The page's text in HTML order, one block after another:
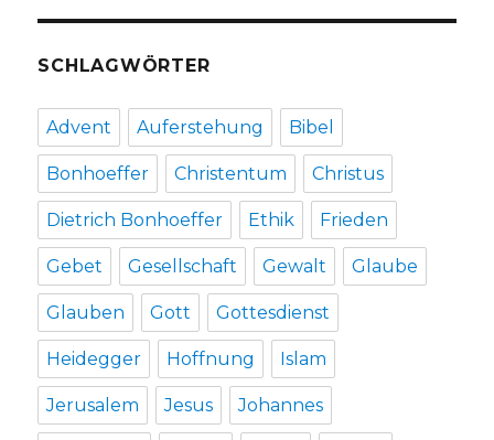
SCHLAGWÖRTER
Advent Auferstehung Bibel
Bonhoeffer Christentum Christus
Dietrich Bonhoeffer Ethik Frieden
Gebet Gesellschaft Gewalt Glaube
Glauben Gott Gottesdienst
Heidegger Hoffnung Islam
Jerusalem Jesus Johannes